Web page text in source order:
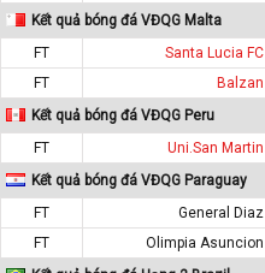
Kết quả bóng đá VĐQG Malta
FT
Santa Lucia FC
FT
Balzan
Kết quả bóng đá VĐQG Peru
FT
Uni.San Martin
Kết quả bóng đá VĐQG Paraguay
FT
General Diaz
FT
Olimpia Asuncion